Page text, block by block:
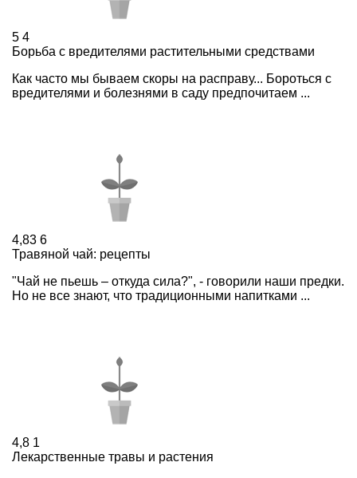
5 4
Борьба с вредителями растительными средствами
Как часто мы бываем скоры на расправу... Бороться с
вредителями и болезнями в саду предпочитаем ...
4,83 6
Травяной чай: рецепты
"Чай не пьешь – откуда сила?", - говорили наши предки.
Но не все знают, что традиционными напитками ...
4,8 1
Лекарственные травы и растения